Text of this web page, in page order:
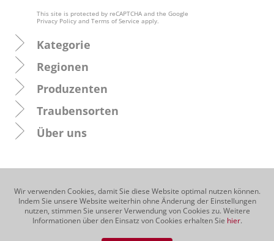
Wir verwenden Cookies, damit Sie diese Website optimal nutzen können.
Indem Sie unsere Website weiterhin ohne Änderung der Einstellungen
nutzen, stimmen Sie unserer Verwendung von Cookies zu. Weitere
Informationen über den Einsatz von Cookies erhalten Sie hier.
This site is protected by reCAPTCHA and the Google
Privacy Policy and Terms of Service apply.
Kategorie
Regionen
Produzenten
Traubensorten
Über uns